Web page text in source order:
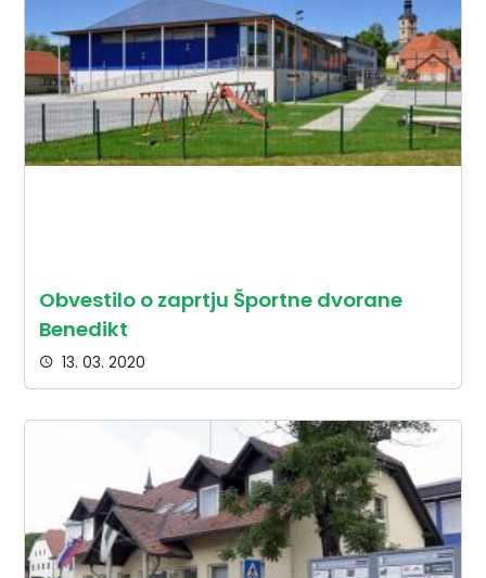
Obvestilo o zaprtju Športne dvorane
Benedikt
13. 03. 2020